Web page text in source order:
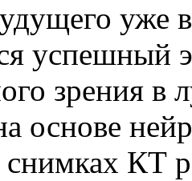
уже
успешный
зрения в
основе
снимках КТ